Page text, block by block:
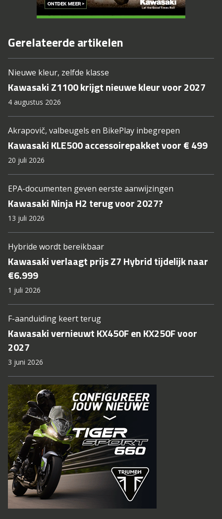
Gerelateerde artikelen
Nieuwe kleur, zelfde klasse
Kawasaki Z1100 krijgt nieuwe kleur voor 2027
4 augustus 2026
Akrapovič, valbeugels en BikePlay inbegrepen
Kawasaki KLE500 accessoirepakket voor € 499
20 juli 2026
EPA-documenten geven eerste aanwijzingen
Kawasaki Ninja H2 terug voor 2027?
13 juli 2026
Hybride wordt bereikbaar
Kawasaki verlaagt prijs Z7 Hybrid tijdelijk naar
€6.999
1 juli 2026
F-aanduiding keert terug
Kawasaki vernieuwt KX450F en KX250F voor
2027
3 juni 2026